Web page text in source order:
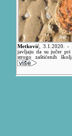
Metković 3.1.2020. -
javljaju da su jučer pri
strogo zaštićenih